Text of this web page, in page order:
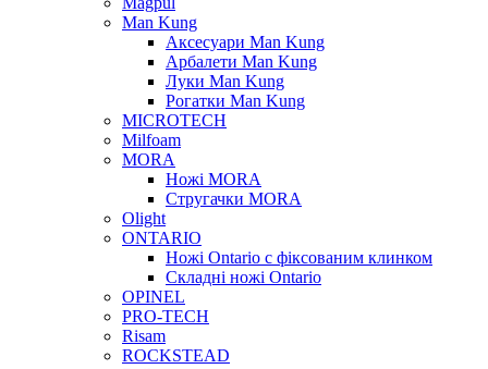
Man Kung
Аксесуари Man Kung
Арбалети Man Kung
Луки Man Kung
Рогатки Man Kung
MICROTECH
Milfoam
MORA
Ножі MORA
Стругачки MORA
Olight
ONTARIO
Ножі Ontario c фіксованим клинком
Складні ножі Ontario
OPINEL
PRO-TECH
Risam
ROCKSTEAD